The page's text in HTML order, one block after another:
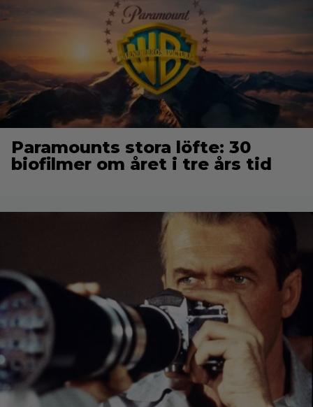
Paramounts stora löfte: 30
biofilmer om året i tre års tid